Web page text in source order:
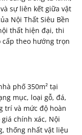
sự liên kết giữa vật
Nội Thất Siêu Bền
thất hiện đại, thi
theo hướng trọn
phố 350m² tại
mục, loại gỗ, đá,
trí và mức độ hoàn
chính xác, Nội
thống nhất vật liệu